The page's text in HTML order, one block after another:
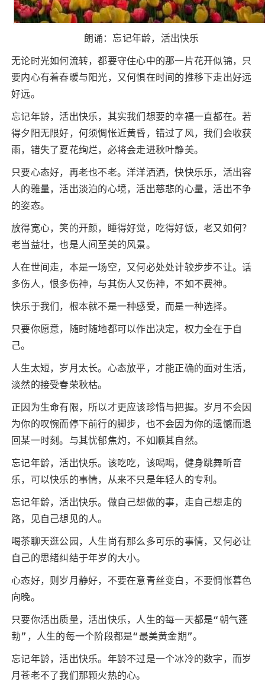
朗诵：忘记年龄，活出快乐
无论时光如何流转，都要守住心中的那一片花开似锦，只
要内心有着春暖与阳光，又何惧在时间的推移下走出好远
好远。
忘记年龄，活出快乐，其实我们想要的幸福一直都在。若
得夕阳无限好，何须惆怅近黄昏，错过了风，我们会收获
雨，错失了夏花绚烂，必将会走进秋叶静美。
只要心态好，再老也不老。洋洋洒洒，快快乐乐，活出容
人的雅量，活出淡泊的心境，活出慈悲的心量，活出不争
的姿态。
放得宽心，笑的开颜，睡得好觉，吃得好饭，老又如何？
老当益壮，也是人间至美的风景。
人在世间走，本是一场空，又何必处处计较步步不让。话
多伤人，恨多伤神，与其伤人又伤神，不如不费神。
快乐于我们，根本就不是一种感受，而是一种选择。
只要你愿意，随时随地都可以作出决定，权力全在于自
己。
人生太短，岁月太长。心态放平，才能正确的面对生活，
淡然的接受春荣秋枯。
正因为生命有限，所以才更应该珍惜与把握。岁月不会因
为你的叹惋而停下前行的脚步，也不会因为你的遗憾而退
回某一时刻。与其忧郁焦灼，不如顺其自然。
忘记年龄，活出快乐。该吃吃，该喝喝，健身跳舞听音
乐，可以快乐的事情，从来不只是年轻人的专利。
忘记年龄，活出快乐。做自己想做的事，走自己想走的
路，见自己想见的人。
喝茶聊天逛公园，人生尚有那么多可乐的事情，又何必让
自己的思绪纠结于年岁的大小。
心态好，则岁月静好，不要在意青丝变白，不要惆怅暮色
向晚。
只要你活出质量，活出快乐，人生的每一天都是“朝气蓬
勃”，人生的每一个阶段都是“最美黄金期”。
忘记年龄，活出快乐。年龄不过是一个冰冷的数字，而岁
月苍老不了我们那颗火热的心。